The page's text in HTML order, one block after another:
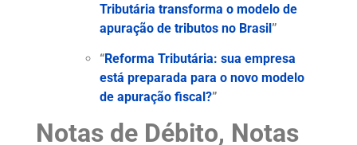
Tributária transforma o modelo de
apuração de tributos no Brasil”
“Reforma Tributária: sua empresa
está preparada para o novo modelo
de apuração fiscal?”
Notas de Débito, Notas